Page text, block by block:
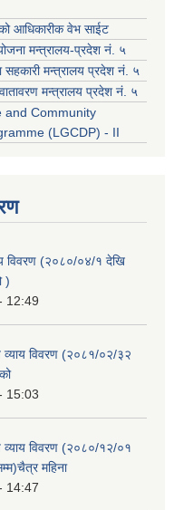
आधिकारीक वेभ साईट
मन्त्रालय-प्रदेश नं. ५
सहकारी मन्त्रालय प्रदेश नं. ५
मन्त्रालय प्रदेश नं. ५
and Community
(LGCDP) - II
विवरण (२०८०/०४/१ देखि
)
12:49
विवरण (२०८१/०२/३२
15:03
विवरण (२०८०/१२/०१
महिना
14:47